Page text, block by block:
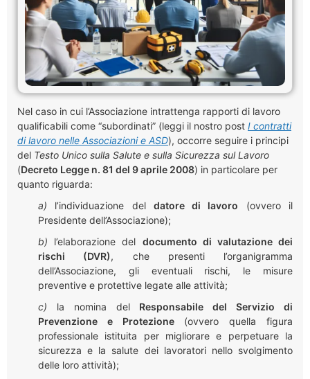
Nel caso in cui l’Associazione intrattenga rapporti di lavoro
qualificabili come “subordinati” (leggi il nostro post I contratti
di lavoro nelle Associazioni e ASD), occorre seguire i principi
del Testo Unico sulla Salute e sulla Sicurezza sul Lavoro
(Decreto Legge n. 81 del 9 aprile 2008) in particolare per
quanto riguarda:
a) l’individuazione del datore di lavoro (ovvero il
Presidente dell’Associazione);
b) l’elaborazione del documento di valutazione dei
rischi (DVR), che presenti l’organigramma
dell’Associazione, gli eventuali rischi, le misure
preventive e protettive legate alle attività;
c) la nomina del Responsabile del Servizio di
Prevenzione e Protezione(ovvero quella figura
professionale istituita per migliorare e perpetuare la
sicurezza e la salute dei lavoratori nello svolgimento
delle loro attività);